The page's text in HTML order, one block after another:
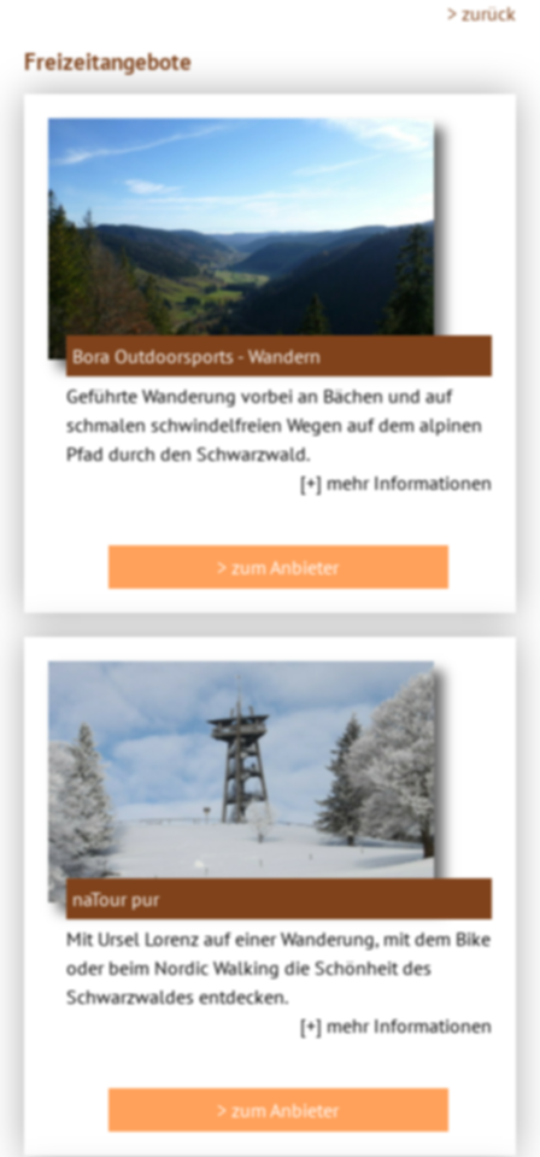
> zurück
Freizeitangebote
Bora Outdoorsports - Wandern
Geführte Wanderung vorbei an Bächen und auf
schmalen schwindelfreien Wegen auf dem alpinen
Pfad durch den Schwarzwald.
[+] mehr Informationen
> zum Anbieter
naTour pur
Mit Ursel Lorenz auf einer Wanderung, mit dem Bike
oder beim Nordic Walking die Schönheit des
Schwarzwaldes entdecken.
[+] mehr Informationen
> zum Anbieter